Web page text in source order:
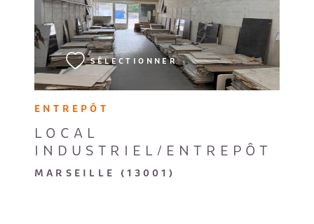
ENTREPÔT
LOCAL
INDUSTRIEL/ENTREPÔT
MARSEILLE (13001)
SÉLECTIONNER
VOIR LE BIEN